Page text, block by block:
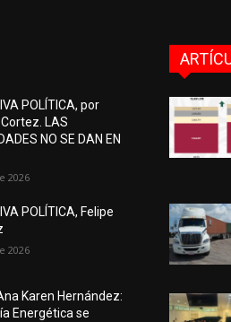
POLÍTICA, por
LAS
NO SE DAN EN
2026
POLÍTICA, Felipe
2026
Karen Hernández:
Energética se